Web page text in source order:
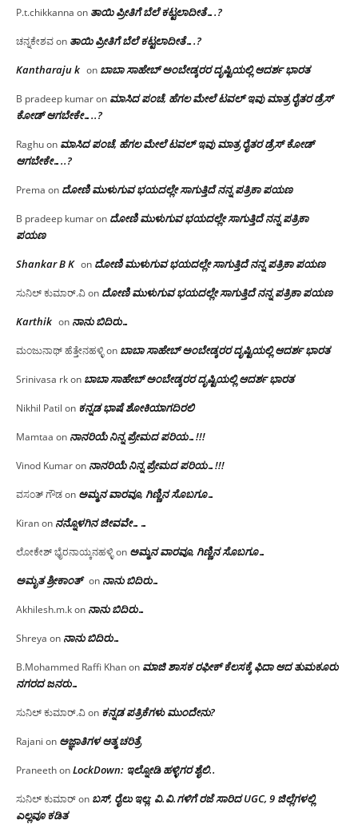
P.t.chikkanna on ತಾಯಿ ಪ್ರೀತಿಗೆ ಬೆಲೆ ಕಟ್ಟಲಾದೀತೆ….?
ಚನ್ನಕೇಶವon ತಾಯಿ ಪ್ರೀತಿಗೆ ಬೆಲೆ ಕಟ್ಟಲಾದೀತೆ….?
Kantharaju k on ಬಾಬಾ ಸಾಹೇಬ್ ಅಂಬೇಡ್ಕರರ ದೃಷ್ಟಿಯಲ್ಲಿ ಆದರ್ಶ ಭಾರತ
B pradeep kumaron ಮಾಸಿದ ಪಂಚೆ, ಹೆಗಲ ಮೇಲೆ ಟವಲ್‌ ಇವು ಮಾತ್ರ ರೈತರ ಡ್ರೆಸ್‌
ಕೋಡ್ ಆಗಬೇಕೇ…..?‌
Raghuon ಮಾಸಿದ ಪಂಚೆ, ಹೆಗಲ ಮೇಲೆ ಟವಲ್‌ ಇವು ಮಾತ್ರ ರೈತರ ಡ್ರೆಸ್‌ ಕೋಡ್
ಆಗಬೇಕೇ…..?‌
Prema on ದೋಣಿ ಮುಳುಗುವ ಭಯದಲ್ಲೇ ಸಾಗುತ್ತಿದೆ ನನ್ನ ಪತ್ರಿಕಾ ಪಯಣ
B pradeep kumaron ದೋಣಿ ಮುಳುಗುವ ಭಯದಲ್ಲೇ ಸಾಗುತ್ತಿದೆ ನನ್ನ ಪತ್ರಿಕಾ
ಪಯಣ
Shankar B K on ದೋಣಿ ಮುಳುಗುವ ಭಯದಲ್ಲೇ ಸಾಗುತ್ತಿದೆ ನನ್ನ ಪತ್ರಿಕಾ ಪಯಣ
ಸುನಿಲ್ ಕುಮಾರ್.ವಿon ದೋಣಿ ಮುಳುಗುವ ಭಯದಲ್ಲೇ ಸಾಗುತ್ತಿದೆ ನನ್ನ ಪತ್ರಿಕಾ ಪಯಣ
Karthik on ನಾನು ಬಿದಿರು…
ಮಂಜುನಾಥ್ ಹೆತ್ತೇನಹಳ್ಳಿon ಬಾಬಾ ಸಾಹೇಬ್ ಅಂಬೇಡ್ಕರರ ದೃಷ್ಟಿಯಲ್ಲಿ ಆದರ್ಶ ಭಾರತ
Srinivasa rkon ಬಾಬಾ ಸಾಹೇಬ್ ಅಂಬೇಡ್ಕರರ ದೃಷ್ಟಿಯಲ್ಲಿ ಆದರ್ಶ ಭಾರತ
Nikhil Patil on ಕನ್ನಡ ಭಾಷೆ ಶೋಕಿಯಾಗದಿರಲಿ
Mamtaa on ನಾನರಿಯೆ ನಿನ್ನ ಪ್ರೇಮದ ಪರಿಯ…!!!
Vinod Kumaron ನಾನರಿಯೆ ನಿನ್ನ ಪ್ರೇಮದ ಪರಿಯ…!!!
ವಸಂತ್ ಗೌಡon ಅಮ್ಮನ ವಾರವೂ, ಗಿಣ್ಣಿನ ಸೊಬಗೂ…
Kiranon ನನ್ನೊಳಗಿನ ಜೀವವೇ……
ಲೋಕೇಶ್ ಭೈರನಾಯ್ಕನಹಳ್ಳಿon ಅಮ್ಮನ ವಾರವೂ, ಗಿಣ್ಣಿನ ಸೊಬಗೂ…
ಅಮೃತ ಶ್ರೀಕಾಂತ್ on ನಾನು ಬಿದಿರು…
Akhilesh.m.kon ನಾನು ಬಿದಿರು…
Shreya on ನಾನು ಬಿದಿರು…
B.Mohammed Raffi Khanon ಮಾಜಿ ಶಾಸಕ ರಫೀಕ್ ಕೆಲಸಕ್ಕೆ ಫಿದಾ ಆದ ತುಮಕೂರು
ನಗರದ ಜನರು…
ಸುನಿಲ್ ಕುಮಾರ್.ವಿon ಕನ್ನಡ ಪತ್ರಿಕೆಗಳು ಮುಂದೇನು?
Rajani on ಅಜ್ಞಾತಿಗಳ ಆತ್ಮ ಚರಿತ್ರೆ
PraneethonLockDown: ಇಲ್ನೋಡಿ ಹಳ್ಳಿಗರ ಶೈಲಿ..
ಸುನಿಲ್ ಕುಮಾರ್on ಬಸ್, ರೈಲು ಇಲ್ಲ; ವಿ.ವಿ.ಗಳಿಗೆ ರಜೆ ಸಾರಿದ UGC, 9 ಜಿಲ್ಲೆಗಳಲ್ಲಿ
ಎಲ್ಲವೂ ಕಡಿತ